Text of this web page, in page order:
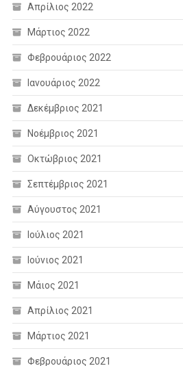
Απρίλιος 2022
Μάρτιος 2022
Φεβρουάριος 2022
Ιανουάριος 2022
Δεκέμβριος 2021
Νοέμβριος 2021
Οκτώβριος 2021
Σεπτέμβριος 2021
Αύγουστος 2021
Ιούλιος 2021
Ιούνιος 2021
Μάιος 2021
Απρίλιος 2021
Μάρτιος 2021
Φεβρουάριος 2021